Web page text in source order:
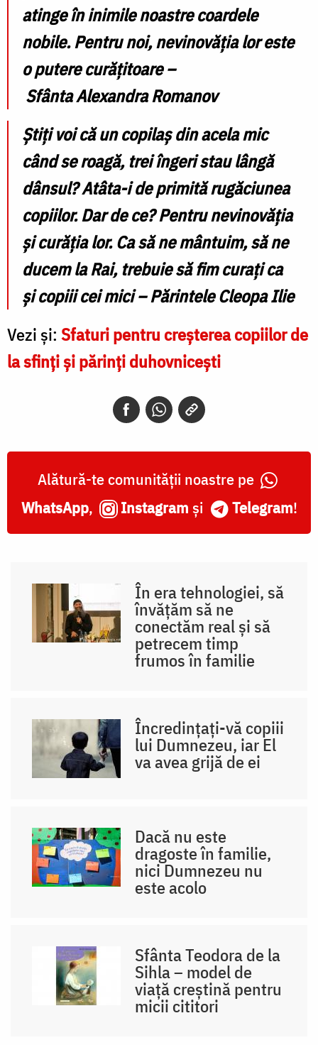
atinge în inimile noastre coardele
nobile. Pentru noi, nevinovăţia lor este
o putere curăţitoare –
Sfânta Alexandra Romanov
Ştiţi voi că un copilaş din acela mic
când se roagă, trei îngeri stau lângă
dânsul? Atâta-i de primită rugăciunea
copiilor. Dar de ce? Pentru nevinovăţia
şi curăţia lor. Ca să ne mântuim, să ne
ducem la Rai, trebuie să fim curaţi ca
şi copiii cei mici – Părintele Cleopa Ilie
Vezi și: Sfaturi pentru creșterea copiilor de
la sfinți și părinți duhovnicești
Alătură-te comunității noastre pe
WhatsApp, Instagram și Telegram!
În era tehnologiei, să
învățăm să ne
conectăm real și să
petrecem timp
frumos în familie
Încredințați-vă copiii
lui Dumnezeu, iar El
va avea grijă de ei
Dacă nu este
dragoste în familie,
nici Dumnezeu nu
este acolo
Sfânta Teodora de la
Sihla – model de
viaţă creştină pentru
micii cititori